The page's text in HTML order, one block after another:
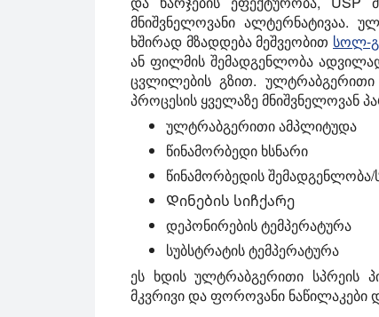
მნიშვნელოვანი ალტერნატივაა.
ხშირად მზადდება მეშვეობით სოლ-
ან ფილმის შემადგენლობა
ცვლილების გზით.
პროცესის ყველაზე მნიშვნელოვან
ულტრაბგერითი ამპლიტუდა
წინამორბედი ხსნარი
წინამორბედის
Დინების სიჩქარე
დეპონირების ტემპერატურა
სუბსტრატის ტემპერატურა
ეს ხდის ულტრაბგერითი სპრეის
მკვრივიდაფოროვანი ნაწილაკები